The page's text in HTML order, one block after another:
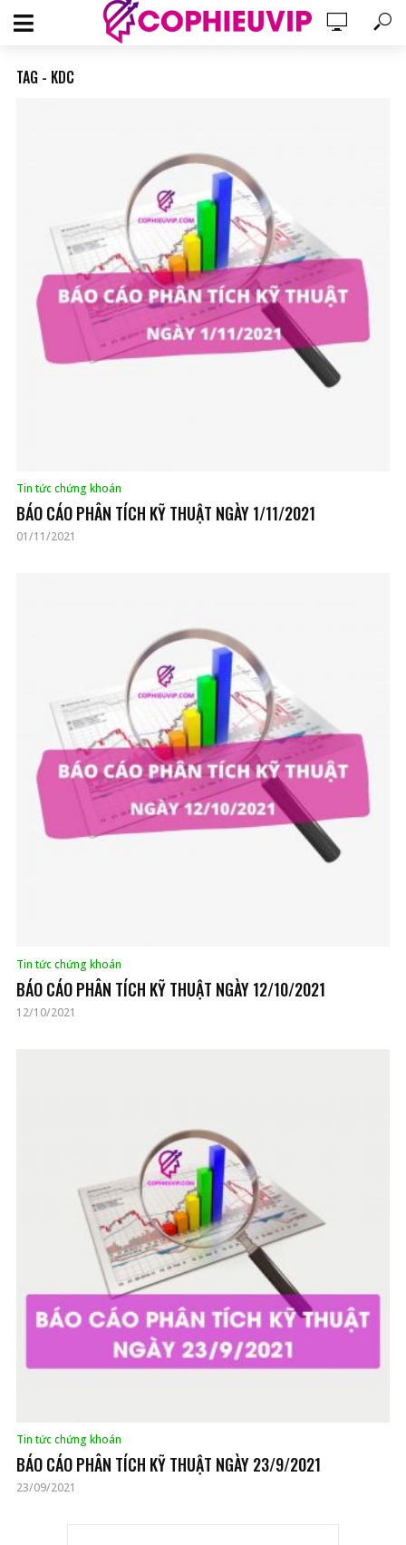
TAG - KDC
Tin tức chứng khoán
BÁO CÁO PHÂN TÍCH KỸ THUẬT NGÀY 1/11/2021
01/11/2021
Tin tức chứng khoán
BÁO CÁO PHÂN TÍCH KỸ THUẬT NGÀY 12/10/2021
12/10/2021
Tin tức chứng khoán
BÁO CÁO PHÂN TÍCH KỸ THUẬT NGÀY 23/9/2021
23/09/2021